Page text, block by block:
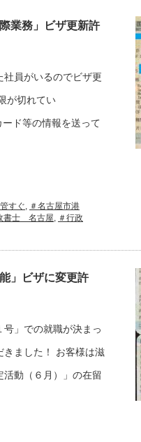
業務」ビザ更新許
員がいるのでビザ更
が切れてい
ド等の情報を送って
すぐ, ＃名古屋市港
書士 名古屋, ＃行政
」ビザに変更許
」での就職が決まっ
きました！ お客様は滋
動（６月）」の在留